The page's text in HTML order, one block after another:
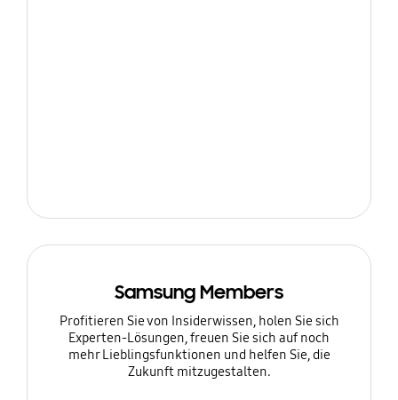
Samsung Members
Profitieren Sie von Insiderwissen, holen Sie sich
Experten-Lösungen, freuen Sie sich auf noch
mehr Lieblingsfunktionen und helfen Sie, die
Zukunft mitzugestalten.